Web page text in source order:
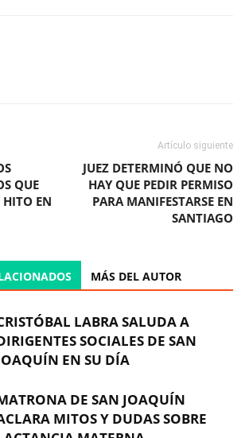
QUE
EN
Artículo siguiente
JUEZ DETERMINÓ QUE NO
HAY QUE PEDIR PERMISO
PARA MANIFESTARSE EN
SANTIAGO
MÁS DEL AUTOR
LABRA SALUDA A
SOCIALES DE SAN
EN SU DÍA
DE SAN JOAQUÍN
MITOS Y DUDAS SOBRE